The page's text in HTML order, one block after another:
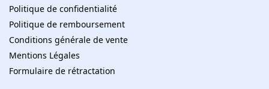
Politique de confidentialité
Politique de remboursement
Conditions générale de vente
Mentions Légales
Formulaire de rétractation